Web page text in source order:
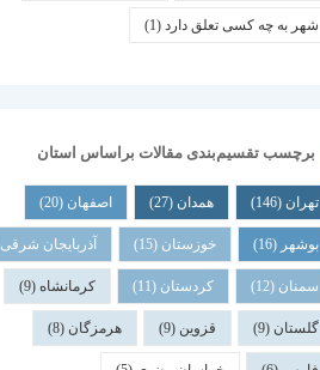
شهر به چه کسی تعلق دارد(1)
برچسب تقسیم‌بندی مقالات براساس استان
تهران (146) همدان (27) اصفهان (20)
بوشهر (16) خوزستان (15) آذربایجان شرقی
سمنان (12) کردستان (11) کرمانشاه(9)
گلستان (9) قزوین (9) هرمزگان (8)